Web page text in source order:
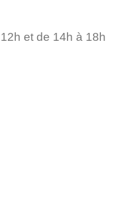
et de 14h à 18h